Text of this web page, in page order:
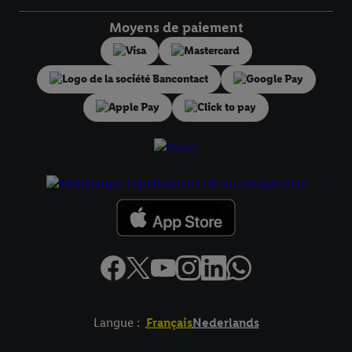
Moyens de paiement
Langue : FrançaisNederlands
droit de révoquer votre consentement à tout moment avec effet
pour l’avenir dans notredéclaration relative à la protection des
Vous trouverez les impressions ici.